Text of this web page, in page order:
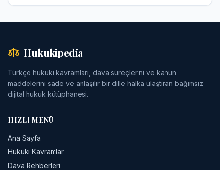
Hukukipedia
Türkçe hukuki kavramları, dava süreçlerini ve kanun
maddelerini sade ve anlaşılır bir dille halka ulaştıran bağımsız
dijital hukuk kütüphanesi.
HIZLI MENÜ
Ana Sayfa
Hukuki Kavramlar
Dava Rehberleri